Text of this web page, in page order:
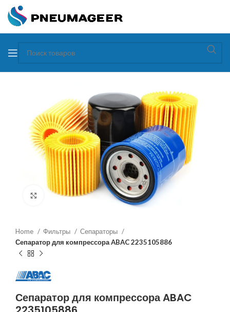
Увеличить
Home Фильтры
Сепараторы
Сепаратор для компрессора ABAC 2235105886
Сепаратор для компрессора ABAC